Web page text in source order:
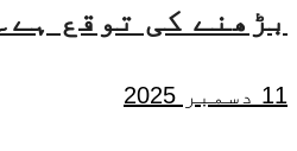
بڑھنے کی توقع
11 دسمبر 2025